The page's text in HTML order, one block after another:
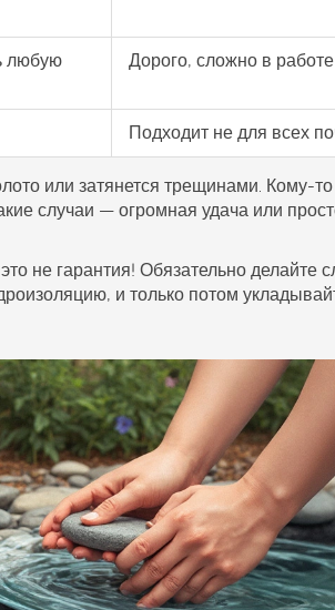
любую
Дорого, сложно в работе
Подходит не для всех
или затянется трещинами. Кому-то
случаи — огромная удача или
не гарантия! Обязательно делайте
и только потом